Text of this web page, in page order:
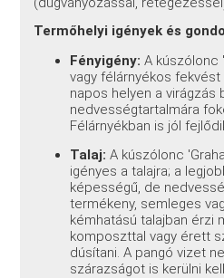
Termőhelyi igények és
Fényigény: A kúszólonc
vagy félárnyékos
napos helyen a virágzás
nedvességtartalmára
Félárnyékban is jól
Talaj: A kúszólonc
igényes a talajra; a
képességű, de
termékeny, semleges
kémhatású talajban érzi
komposzttal vagy érett
dúsítani. A pangó vizet
szárazságot is kerülni